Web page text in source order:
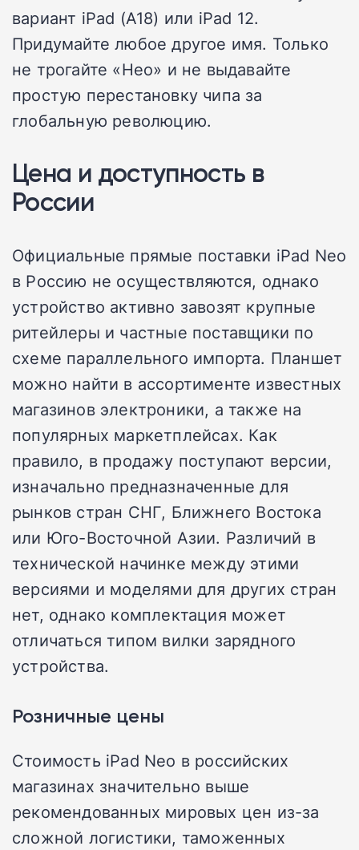
вариант iPad (A18) или iPad 12.
Придумайте любое другое имя. Только
не трогайте «Нео» и не выдавайте
простую перестановку чипа за
глобальную революцию.
Цена и доступность в
России
Официальные прямые поставки iPad Neo
в Россию не осуществляются, однако
устройство активно завозят крупные
ритейлеры и частные поставщики по
схеме параллельного импорта. Планшет
можно найти в ассортименте известных
магазинов электроники, а также на
популярных маркетплейсах. Как
правило, в продажу поступают версии,
изначально предназначенные для
рынков стран СНГ, Ближнего Востока
или Юго-Восточной Азии. Различий в
технической начинке между этими
версиями и моделями для других стран
нет, однако комплектация может
отличаться типом вилки зарядного
устройства.
Розничные цены
Стоимость iPad Neo в российских
магазинах значительно выше
рекомендованных мировых цен из-за
сложной логистики, таможенных